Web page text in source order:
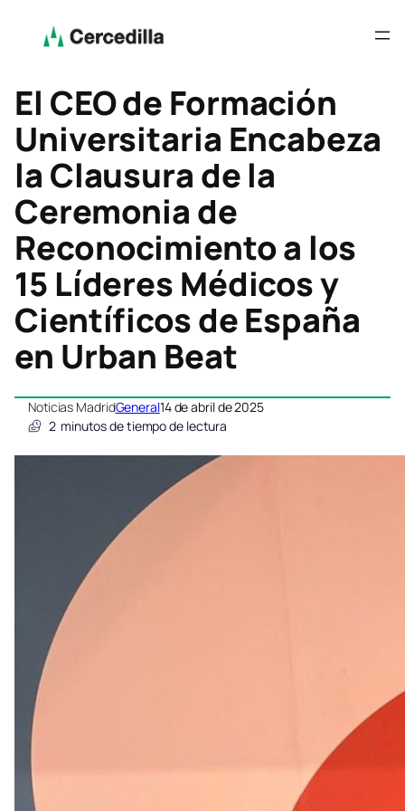
El CEO de Formación
Universitaria Encabeza
la Clausura de la
Ceremonia de
Reconocimiento a los
15 Líderes Médicos y
Científicos de España
en Urban Beat
Noticias MadridGeneral14 de abril de 2025
2 minutos de tiempo de lectura